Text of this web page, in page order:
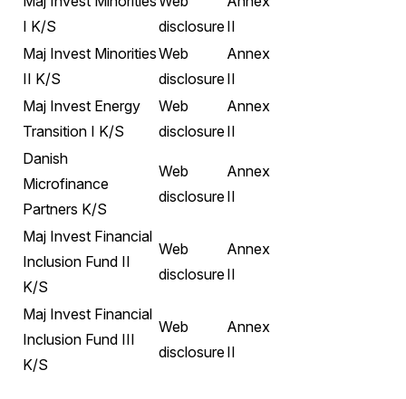
I K/S
disclosureII
Maj Invest Minorities
II K/S
Web
disclosure
Annex
II
Maj Invest Energy
Transition I K/S
Web
disclosure
Annex
II
Danish
Microfinance
Partners K/S
Web
disclosure
Annex
II
Maj Invest Financial
Inclusion Fund II
K/S
Web
disclosure
Annex
II
Maj Invest Financial
Inclusion Fund III
K/S
Web
disclosure
Annex
II